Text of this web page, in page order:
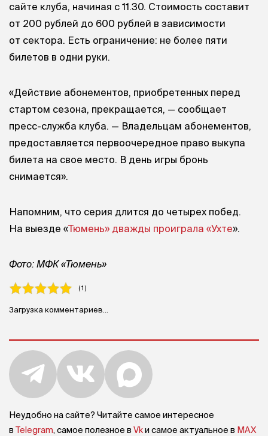
сайте клуба, начиная с 11.30. Стоимость составит
от 200 рублей до 600 рублей в зависимости
от сектора. Есть ограничение: не более пяти
билетов в одни руки.
«Действие абонементов, приобретенных перед
стартом сезона, прекращается, — сообщает
пресс-служба клуба. — Владельцам абонементов,
предоставляется первоочередное право выкупа
билета на свое место. В день игры бронь
снимается».
Напомним, что серия длится до четырех побед.
На выезде «Тюмень» дважды проиграла «Ухте».
Фото: МФК «Тюмень»
( 1 )
Загрузка комментариев...
Неудобно на сайте? Читайте самое интересное
в Telegram, самое полезное в Vkи самое актуальное в MAX